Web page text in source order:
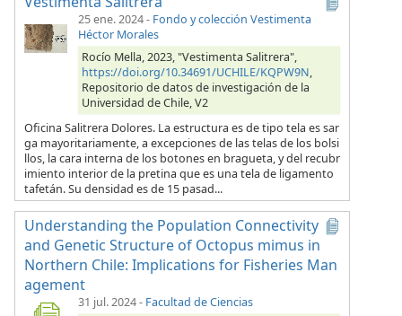
25 ene. 2024- Fondo y colección Vestimenta
Héctor Morales
Rocío Mella, 2023, "Vestimenta Salitrera",
https://doi.org/10.34691/UCHILE/KQPW9N,
Repositorio de datos de investigación de la
Universidad de Chile, V2
Oficina Salitrera Dolores. La estructura es de tipo tela es sar
ga mayoritariamente, a excepciones de las telas de los bolsi
llos, la cara interna de los botones en bragueta, y del recubr
imiento interior de la pretina que es una tela de ligamento
tafetán. Su densidad es de 15 pasad...
Understanding the Population Connectivity
and Genetic Structure of Octopus mimus in
Northern Chile: Implications for Fisheries Man
agement
31 jul. 2024- Facultad de Ciencias